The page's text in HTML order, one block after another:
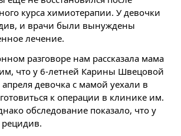
курса химиотерапии. У девочки
и врачи были вынуждены
лечение.
разговоре нам рассказала мама
что у 6-летней Карины Швецовой
девочка с мамой уехали в
к операции в клинике им.
обследование показало, что у
рецидив.